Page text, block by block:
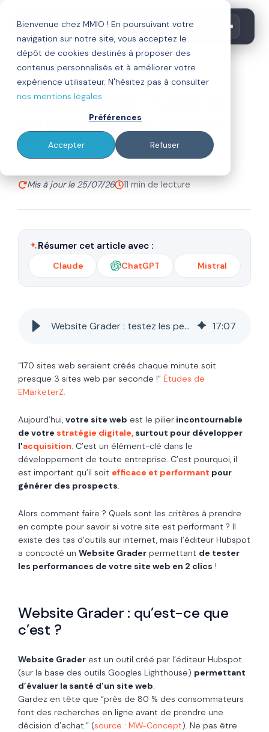
Bienvenue chez MMIO ! En poursuivant votre
navigation sur notre site, vous acceptez le
dépôt de cookies destinés à proposer des
contenus personnalisés et à améliorer votre
expérience utilisateur. N'hésitez pas à consulter
nos mentions légales
Préférences
Accepter Refuser
site internet
Website Grader : testez les
performances de votre site
web en un clic
Mis à jour le 25/07/26
11 min de lecture
Résumer cet article avec :
Claude ChatGPT Mistral
Website Grader : testez les performances de votre site web en un clic 17:07
“170 sites web seraient créés chaque minute soit
presque 3 sites web par seconde !” Études de
EMarketerZ.
Aujourd’hui, votre site web est le pilier incontournable
de votre stratégie digitale, surtout pour développer
l'acquisition. C’est un élément-clé dans le
développement de toute entreprise. C’est pourquoi, il
est important qu’il soit efficace et performant pour
générer des prospects.
Alors comment faire ? Quels sont les critères à prendre
en compte pour savoir si votre site est performant ? Il
existe des tas d’outils sur internet, mais l’éditeur Hubspot
a concocté un Website Grader permettant de tester
les performances de votre site web en 2 clics !
Website Grader : qu’est-ce que
c’est ?
Website Grader est un outil créé par l’éditeur Hubspot
(sur la base des outils Googles Lighthouse) permettant
d’évaluer la santé d’un site web.
Gardez en tête que “près de 80 % des consommateurs
font des recherches en ligne avant de prendre une
décision d'achat.” (source : MW-Concept). Ne pas être